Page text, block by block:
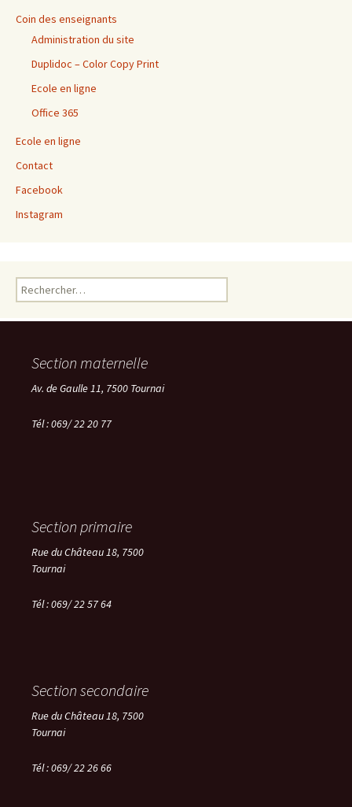
Coin des enseignants
Administration du site
Duplidoc – Color Copy Print
Ecole en ligne
Office 365
Ecole en ligne
Contact
Facebook
Instagram
Rechercher :
Section maternelle
Av. de Gaulle 11, 7500 Tournai
Tél : 069/ 22 20 77
Section primaire
Rue du Château 18, 7500
Tournai
Tél : 069/ 22 57 64
Section secondaire
Rue du Château 18, 7500
Tournai
Tél :069/ 22 26 66